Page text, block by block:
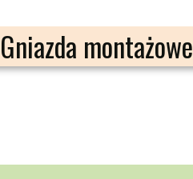
Gniazda montażowe